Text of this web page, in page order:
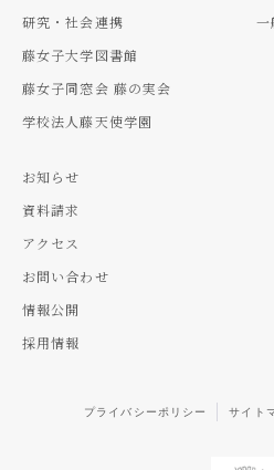
研究・社会連携
藤女子大学図書館
藤女子同窓会 藤の実会
学校法人藤天使学園
一
お知らせ
資料請求
アクセス
お問い合わせ
情報公開
採用情報
プライバシーポリシー サイト